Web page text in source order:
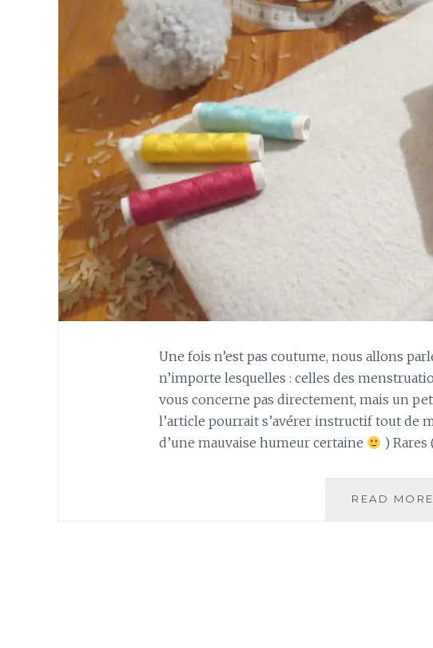
Une fois n’est pas coutume, nous allons
n’importe lesquelles : celles des
vous concerne pas directement, mais un
l’article pourrait s’avérer instructif tout de
d’une mauvaise humeur certaine
) Rares
READ MORE